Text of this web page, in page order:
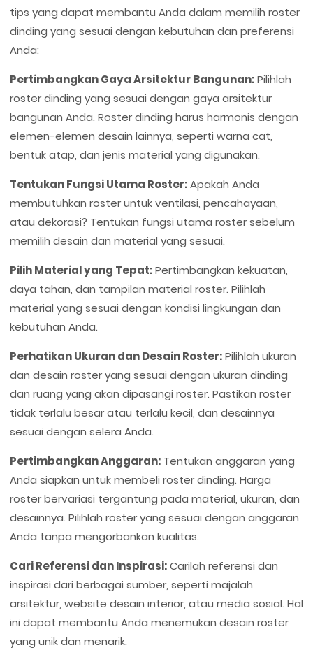
tips yang dapat membantu Anda dalam memilih roster
dinding yang sesuai dengan kebutuhan dan preferensi
Anda:
Pertimbangkan Gaya Arsitektur Bangunan:Pilihlah
roster dinding yang sesuai dengan gaya arsitektur
bangunan Anda. Roster dinding harus harmonis dengan
elemen-elemen desain lainnya, seperti warna cat,
bentuk atap, dan jenis material yang digunakan.
Tentukan Fungsi Utama Roster:Apakah Anda
membutuhkan roster untuk ventilasi, pencahayaan,
atau dekorasi? Tentukan fungsi utama roster sebelum
memilih desain dan material yang sesuai.
Pilih Material yang Tepat:Pertimbangkan kekuatan,
daya tahan, dan tampilan material roster. Pilihlah
material yang sesuai dengan kondisi lingkungan dan
kebutuhan Anda.
Perhatikan Ukuran dan Desain Roster:Pilihlah ukuran
dan desain roster yang sesuai dengan ukuran dinding
dan ruang yang akan dipasangi roster. Pastikan roster
tidak terlalu besar atau terlalu kecil, dan desainnya
sesuai dengan selera Anda.
Pertimbangkan Anggaran:Tentukan anggaran yang
Anda siapkan untuk membeli roster dinding. Harga
roster bervariasi tergantung pada material, ukuran, dan
desainnya. Pilihlah roster yang sesuai dengan anggaran
Anda tanpa mengorbankan kualitas.
Cari Referensi dan Inspirasi:Carilah referensi dan
inspirasi dari berbagai sumber, seperti majalah
arsitektur, website desain interior, atau media sosial. Hal
ini dapat membantu Anda menemukan desain roster
yang unik dan menarik.